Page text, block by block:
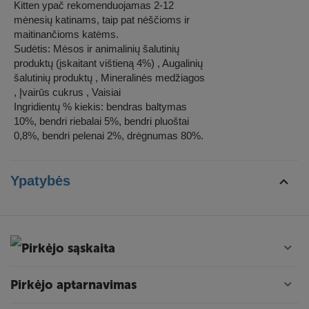
Kitten ypač rekomenduojamas 2-12
mėnesių katinams, taip pat nėščioms ir
maitinančioms katėms.
Sudėtis: Mėsos ir animalinių šalutinių
produktų (įskaitant vištieną 4%) , Augalinių
šalutinių produktų , Mineralinės medžiagos
, Įvairūs cukrus , Vaisiai
Ingridientų % kiekis: bendras baltymas
10%, bendri riebalai 5%, bendri pluoštai
0,8%, bendri pelenai 2%, drėgnumas 80%.
Ypatybės
Pirkėjo sąskaita
Pirkėjo aptarnavimas